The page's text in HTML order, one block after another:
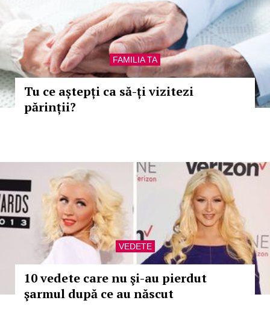
FAMILIA TA
Tu ce aștepți ca să-ți vizitezi
părinții?
VEDETE
10 vedete care nu şi-au pierdut
şarmul după ce au născut